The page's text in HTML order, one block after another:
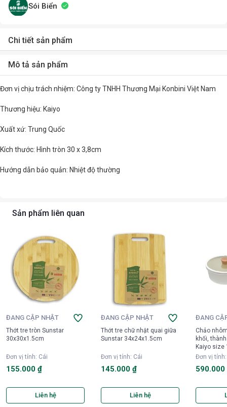
Sói Biển
Chi tiết sản phẩm
Mô tả sản phẩm
Đơn vị chịu trách nhiệm: Công ty TNHH Thương Mại Konbini Việt Nam
Thương hiệu: Kaiyo
Xuất xứ: Trung Quốc
Kích thước: Hình tròn 30 x 3,8cm
Hướng dẫn bảo quản: Nhiệt độ thường
Sản phẩm liên quan
ĐANG CẬP NHẬT
Thớt tre tròn Sunstar
30x30x1.5cm
Đơn vị tính: Cái
155.000 ₫
Liên hệ
ĐANG CẬP NHẬT
Thớt tre chữ nhật quai giữa
Sunstar 34x24x1.5cm
Đơn vị tính: Cái
145.000 ₫
Liên hệ
ĐANG
Chảo
khối,
Kaiyo size
Đơn vị tính
590.000